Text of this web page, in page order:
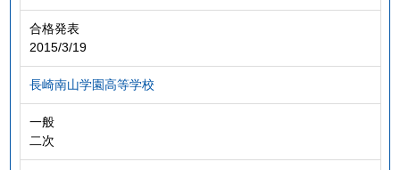
合格発表
2015/3/19
長崎南山学園高等学校
一般
二次